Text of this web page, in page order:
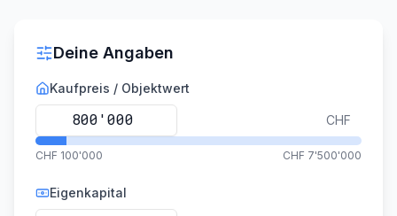
Deine Angaben
Kaufpreis / Objektwert
CHF
CHF 100'000 CHF 7'500'000
Eigenkapital